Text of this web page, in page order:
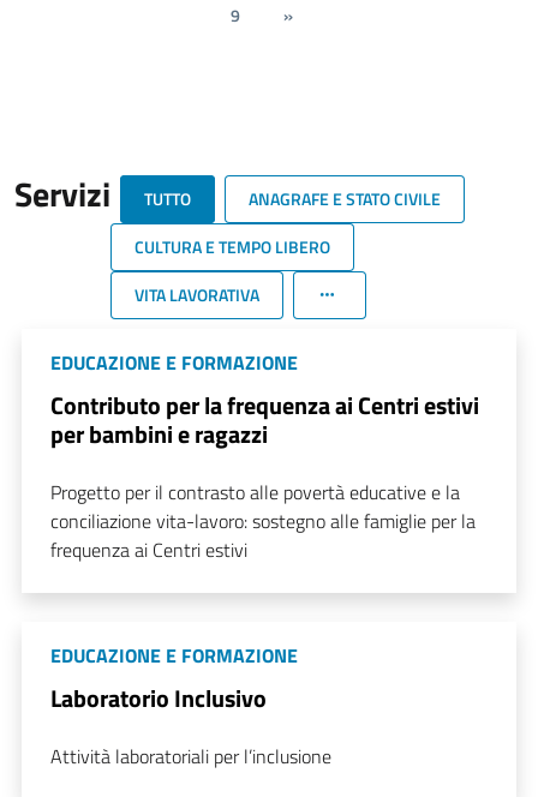
9
»
Servizi TUTTO
ANAGRAFE E STATO CIVILE
CULTURA E TEMPO LIBERO
VITA LAVORATIVA
EDUCAZIONE E FORMAZIONE
Contributo per la frequenza ai Centri estivi
per bambini e ragazzi
Progetto per il contrasto alle povertà educative e la
conciliazione vita-lavoro: sostegno alle famiglie per la
frequenza ai Centri estivi
EDUCAZIONE E FORMAZIONE
Laboratorio Inclusivo
Attività laboratoriali per l’inclusione